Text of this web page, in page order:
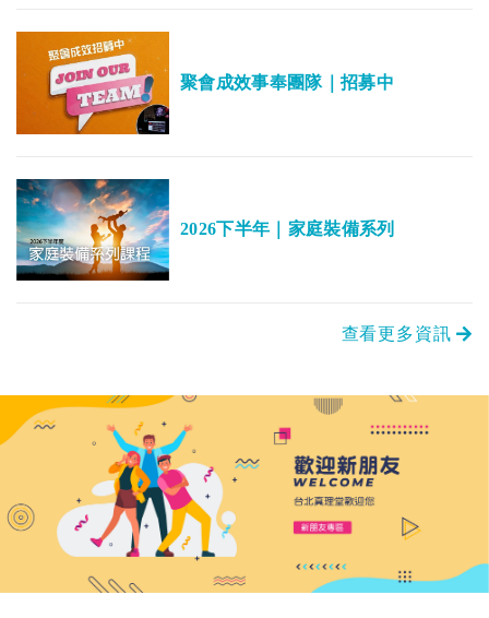
聚會成效事奉團隊｜招募中
2026下半年｜家庭裝備系列
查看更多資訊